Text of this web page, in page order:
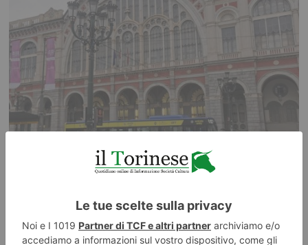
Incroci più accessibili: segnalatori acustici e chiamata per
quattro semafori trafficati